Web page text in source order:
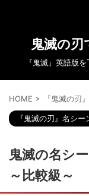
鬼滅の刃
『鬼滅』英語版
HOME > 『鬼滅の刃
『鬼滅の刃』名シ
鬼滅の名シ
～比較級～